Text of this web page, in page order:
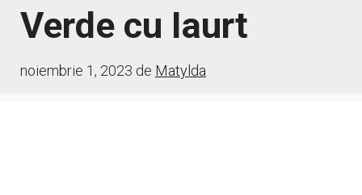
Verde cu Iaurt
noiembrie 1, 2023 de Matylda